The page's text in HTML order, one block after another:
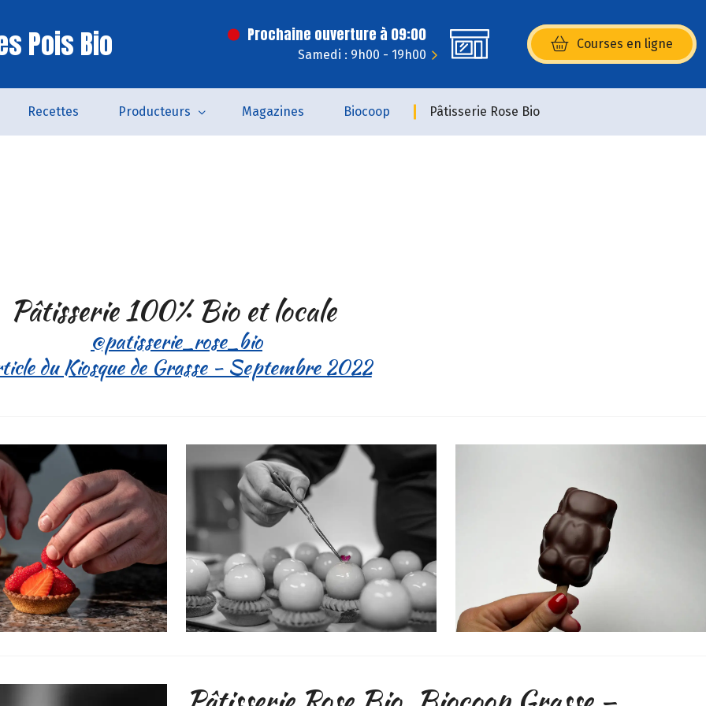
Pois Bio Prochaine ouverture à 09:00
Samedi : 9h00 - 19h00
Courses en ligne
(s’ouvre dans une nouvelle
Recettes Producteurs Magazines Biocoop Pâtisserie Rose Bio
Pâtisserie 100% Bio et locale
@patisserie_rose_bio
du Kiosque de Grasse - Septembre 2022